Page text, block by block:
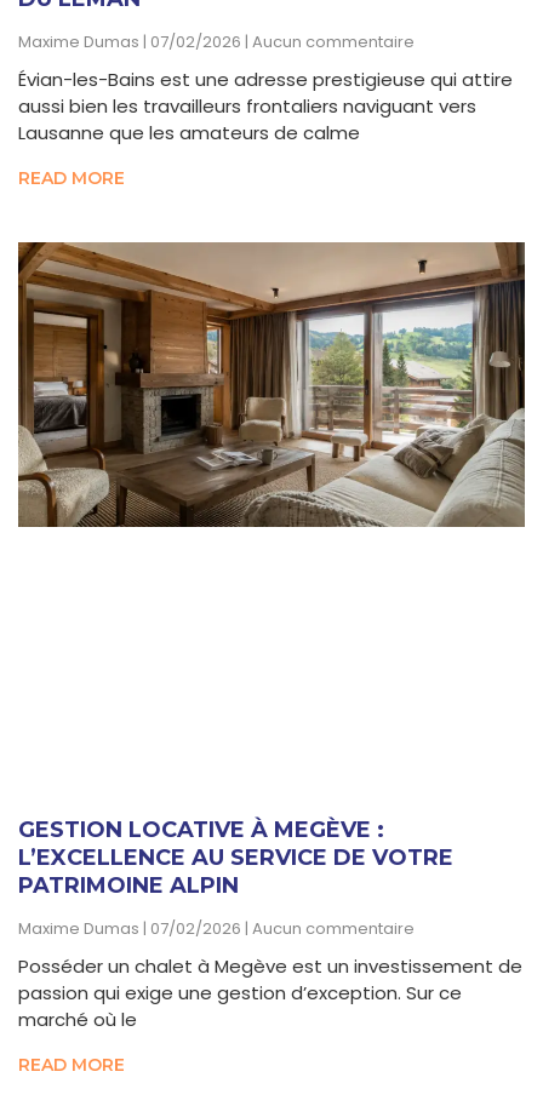
Maxime Dumas 07/02/2026 Aucun commentaire
Évian-les-Bains est une adresse prestigieuse qui attire
aussi bien les travailleurs frontaliers naviguant vers
Lausanne que les amateurs de calme
READ MORE
GESTION LOCATIVE À MEGÈVE :
L’EXCELLENCE AU SERVICE DE VOTRE
PATRIMOINE ALPIN
Maxime Dumas 07/02/2026 Aucun commentaire
Posséder un chalet à Megève est un investissement de
passion qui exige une gestion d’exception. Sur ce
marché où le
READ MORE